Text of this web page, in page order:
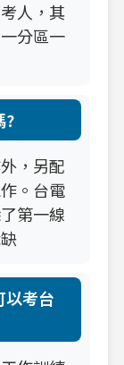
人，其
分區一
?
，另配
。台電
第一線
以考台